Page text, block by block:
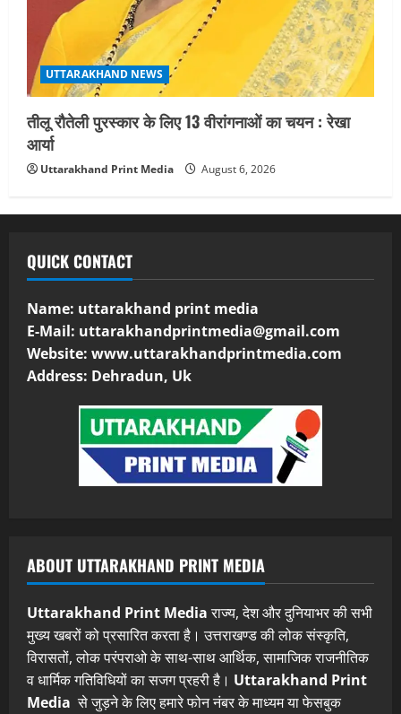
UTTARAKHAND NEWS
तीलू रौतेली पुरस्कार के लिए 13 वीरांगनाओं का चयन : रेखा
आर्या
Uttarakhand Print Media August 6, 2026
QUICK CONTACT
Name: uttarakhand print media
E-Mail: uttarakhandprintmedia@gmail.com
Website: www.uttarakhandprintmedia.com
Address: Dehradun, Uk
ABOUT UTTARAKHAND PRINT MEDIA
Uttarakhand Print Mediaराज्य, देश और दुनियाभर की सभी
मुख्य खबरों को प्रसारित करता है। उत्तराखण्ड की लोक संस्कृति,
विरासतों, लोक परंपराओ के साथ-साथ आर्थिक, सामाजिक राजनीतिक
व धार्मिक गतिविधियों का सजग प्रहरी है। Uttarakhand Print
Media से जुड़ने के लिए हमारे फोन नंबर के माध्यम या फेसबुक